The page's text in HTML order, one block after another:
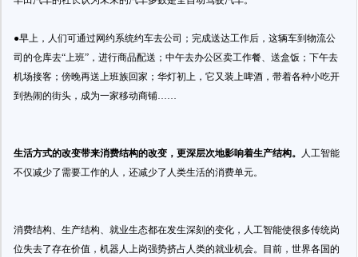
●早上，人们可通过网约系统约车去公司；完成送达工作后，这辆车到物流公
司的仓库去“上班”，进行商品配送；中午去办公区卖工作餐、送盒饭；下午去
机场接客；傍晚再送上班族回家；华灯初上，它又装上啤酒，带着各种小吃开
到热闹的街头，成为一家移动商铺……
生活方式的改变带来消费结构的改变，更深层次地影响着生产结构。
人工智能
不仅减少了需要工作的人，还减少了人类生活的消费单元。
消费结构、生产结构、就业生态都在发生深刻的变化，人工智能使很多传统岗
位失去了存在价值，机器人上岗强势挤占人类的就业机会。目前，世界各国的